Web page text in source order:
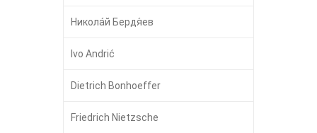
Никола́й Бердя́ев
Ivo Andrić
Dietrich Bonhoeffer
Friedrich Nietzsche